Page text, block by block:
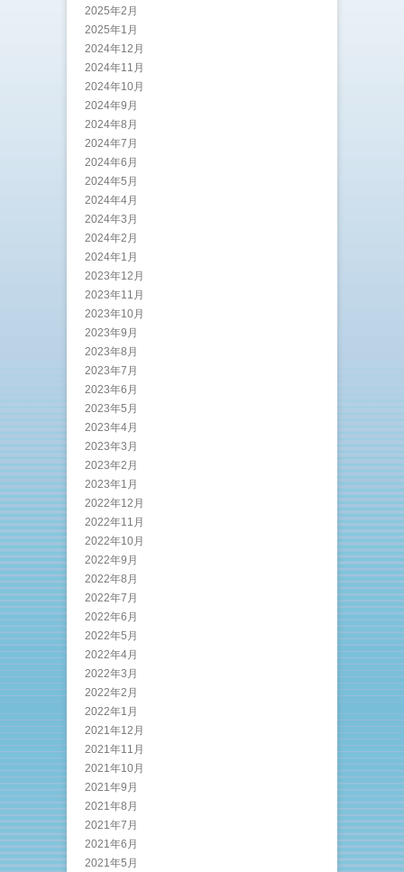
2025年2月
2025年1月
2024年12月
2024年11月
2024年10月
2024年9月
2024年8月
2024年7月
2024年6月
2024年5月
2024年4月
2024年3月
2024年2月
2024年1月
2023年12月
2023年11月
2023年10月
2023年9月
2023年8月
2023年7月
2023年6月
2023年5月
2023年4月
2023年3月
2023年2月
2023年1月
2022年12月
2022年11月
2022年10月
2022年9月
2022年8月
2022年7月
2022年6月
2022年5月
2022年4月
2022年3月
2022年2月
2022年1月
2021年12月
2021年11月
2021年10月
2021年9月
2021年8月
2021年7月
2021年6月
2021年5月